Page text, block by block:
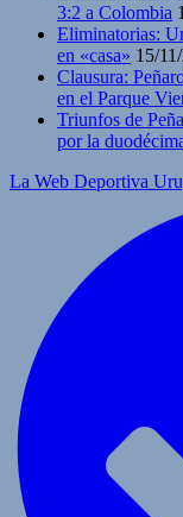
3:2 a Colombia
Eliminatorias:
en «casa» 15/
Clausura:
en el Parque
Triunfos de
por la
La Web Deportiva